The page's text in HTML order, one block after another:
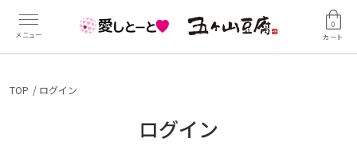
カート
0
TOP ログイン
ログイン